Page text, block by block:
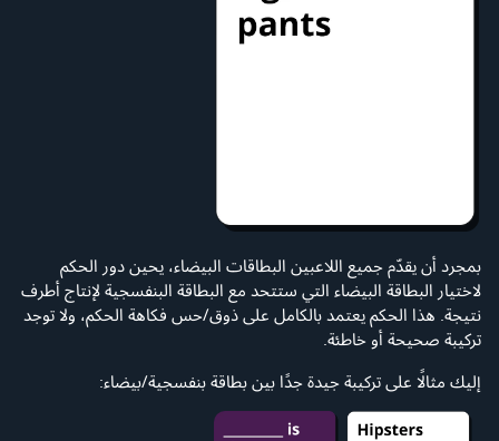
بمجرد أن يقدّم جميع اللاعبين البطاقات البيضاء، يحين دور الحكم
لاختيار البطاقة البيضاء التي ستتحد مع البطاقة البنفسجية لإنتاج أطرف
نتيجة. هذا الحكم يعتمد بالكامل على ذوق/حس فكاهة الحكم، ولا توجد
تركيبة صحيحة أو خاطئة.
إليك مثالًا على تركيبة جيدة جدًا بين بطاقة بنفسجية/بيضاء: